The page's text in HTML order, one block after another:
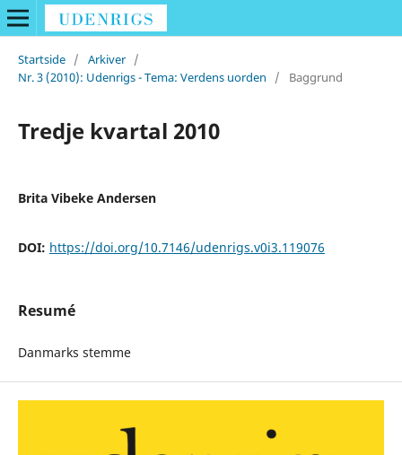
Startside / Arkiver /
Nr. 3 (2010): Udenrigs - Tema: Verdens uorden
/ Baggrund
Tredje kvartal 2010
Brita Vibeke Andersen
DOI: https://doi.org/10.7146/udenrigs.v0i3.119076
Resumé
Danmarks stemme